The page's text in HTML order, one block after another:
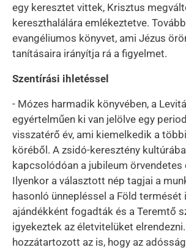
egy keresztet vittek, Krisztus
kereszthalálára emlékeztetve.
evangéliumos könyvet, ami Jézus
tanításaira irányítja rá a figyelmet.
Szentírási ihletéssel
- Mózes harmadik könyvében, a
egyértelműen ki van jelölve egy
visszatérő év, ami kiemelkedik a
köréből. A zsidó-keresztény
kapcsolódóan a jubileum örvendetes
Ilyenkor a választott nép tagjai a
hasonló ünnepléssel a Föld termését
ajándékként fogadták és a Teremtő
igyekeztek az életvitelüket
hozzátartozott az is, hogy az